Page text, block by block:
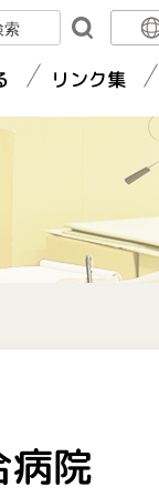
日本
簡
繁體
リンク集
病院